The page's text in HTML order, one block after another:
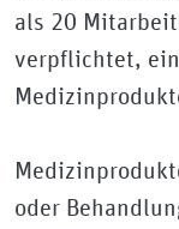
als 20
verpflichtet,
oder